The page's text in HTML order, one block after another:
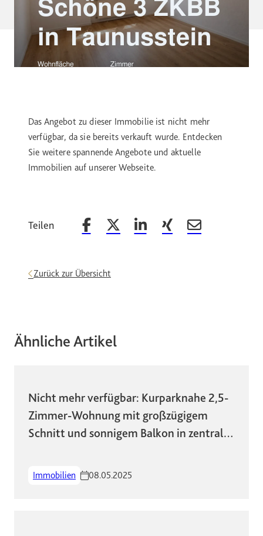
Das Angebot zu dieser Immobilie ist nicht mehr
verfügbar, da sie bereits verkauft wurde. Entdecken
Sie weitere spannende Angebote und aktuelle
Immobilien auf unserer Webseite.
Teilen Beitrag auf Facebook teilen
Beitrag auf X teilen
Beitrag auf LinkedIn teilen
Beitrag auf Xing teilen
Beitrag per
Zurück zur Übersicht
Ähnliche Artikel
Nicht mehr verfügbar: Kurparknahe 2,5-
Zimmer-Wohnung mit großzügigem
Schnitt und sonnigem Balkon in zentraler
Immobilien 08.05.2025